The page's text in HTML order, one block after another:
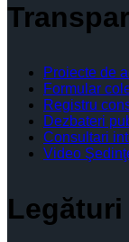
Proiecte de
Formular
Registru
Dezbateri
Consultari
Video